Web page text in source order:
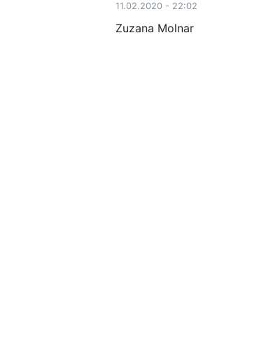
11.02.2020 - 22:02
Zuzana Molnar